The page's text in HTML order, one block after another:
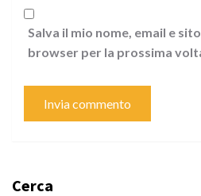
Salva il mio nome, email e
browser per la prossima
Cerca